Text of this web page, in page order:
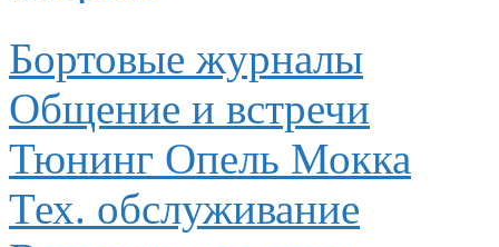
Бортовые журналы
Общение и встречи
Тюнинг Опель Мокка
Тех. обслуживание